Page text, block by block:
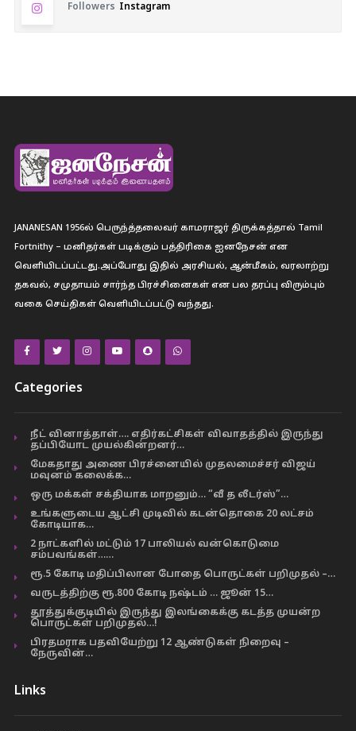
Followers Instagram
JANANESAN 1956ல் பெருந்த்தலைவர் காமராஜர் திருக்கத்தால் Tamil
Fortnithy – மனிதர்கள் படிக்கும் பத்திரிகை ஐனநேசன் என
வெளியிடப்பட்டது.அப்போது இதில் அரசியல், ஆன்மீகம், வரலாற்று
தகவல், சமுதாயம் சார்ந்த பிரச்சினைகள் என பல தரப்பு விரும்பும்
வகை செய்திகள் வெளியிடப்பட்டு வந்தது.
Categories
நீட் வினாத்தாள்…. எதிர்கட்சிகள் விவாதத்தில் இருந்து
தப்பியோட முயல்கின்றனர்…
மேகதாது அணை பிரச்னையில் முதலமைச்சர் விஜய்
மவுனம் கலைக்க…
ஒரு மக்கள் சக்தியாக மாறனும்… “வீ த லீடர்ஸ்”…
உங்களுடைய ஆட்சி முடிவில் கடன்தொகை 20 லட்சம்
கோடியாக…
2 நாட்களில் மட்டும் 17 பாலியல் வன்கொடுமை
சம்பவங்கள்……
ரூ.5 கோடி மதிப்பிலான போதை பொருட்கள் பறிமுதல் –…
வருடத்திற்கு ரூ.800 கோடி நஷ்டம் … ஜூன் 15…
தூத்துக்குடியில் இருந்து இலங்கைக்கு கடத்த முயன்ற
பொருட்கள் பறிமுதல்…!
பிரதமராக பதவியேற்று 12 ஆண்டுகள் நிறைவு –
நேருவின்…
Links